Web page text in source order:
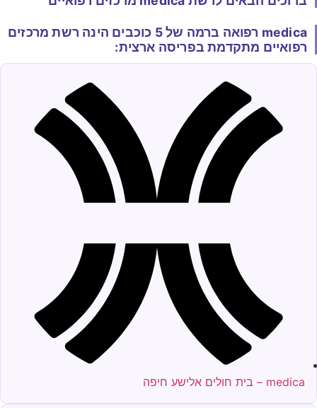
medica רפואה ברמה של 5 כוכבים הינה רשת מרכזים
רפואיים מתקדמת בפריסה ארצית:
medica – בית חולים אלישע חיפה